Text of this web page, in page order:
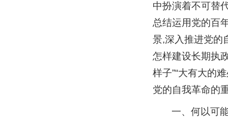
中扮演着不可替
总结运用党的百
景,深入推进党的
怎样建设长期执
样子”“大有大的
党的自我革命的
一、何以可